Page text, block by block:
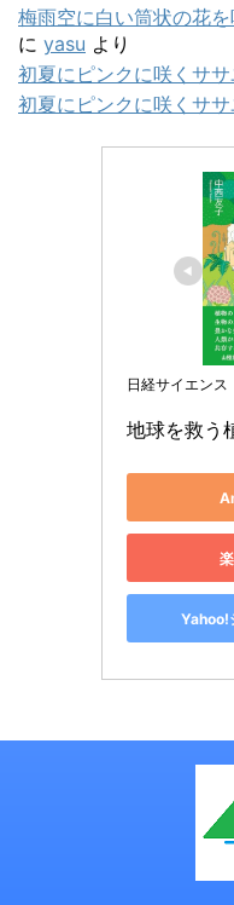
梅雨空に白い筒状の花を
に yasu より
初夏にピンクに咲くササ
初夏にピンクに咲くササ
日経サイエンス
地球を救う
Yahoo!